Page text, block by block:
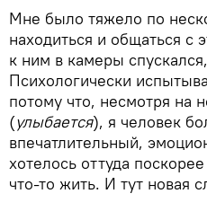
Мне было тяжело по
находиться и общаться с
к ним в камеры
Психологически
потому что, несмотря на
(улыбается), я человек
впечатлительный,
хотелось оттуда
что-то жить. И тут новая